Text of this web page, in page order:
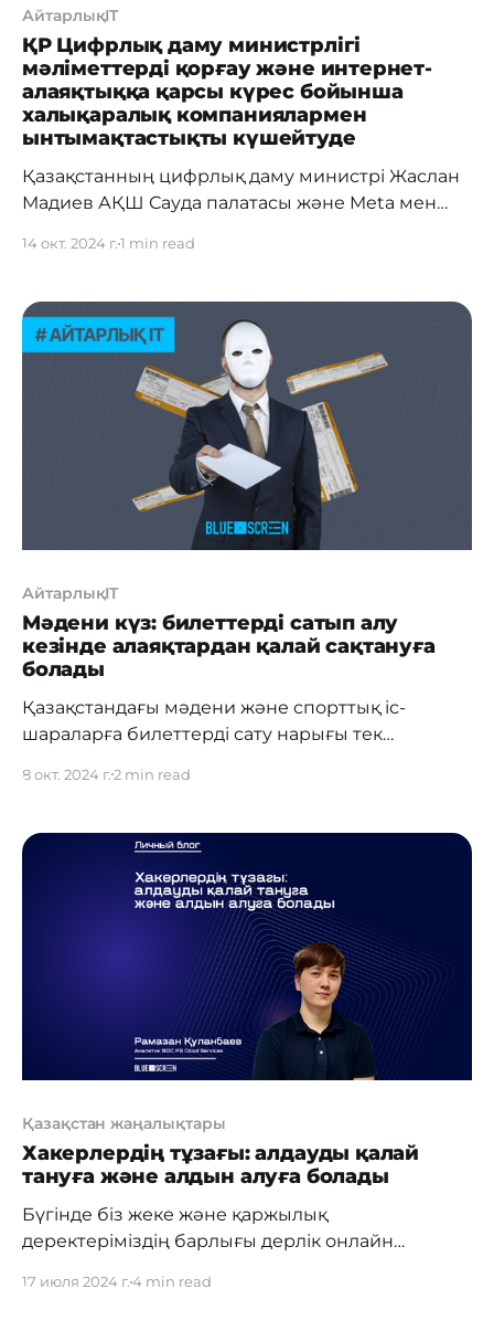
АйтарлықIT
ҚР Цифрлық даму министрлігі
мәліметтерді қорғау және интернет-
алаяқтыққа қарсы күрес бойынша
халықаралық компаниялармен
ынтымақтастықты күшейтуде
Қазақстанның цифрлық даму министрі Жаслан
Мадиев АҚШ Сауда палатасы және Meta мен
қорғау мәселелерін талқылады. Негізгі
тақырыптар фейк аккаунттармен күрес және
цифрлық кеңістіктегі алаяқтық схемалардан
қорғау болды. «Біз сондай-ақ Telegram-мен
заңсыз контентті жедел жою және деструктивті
арналарды бұғаттау бойынша
14 окт. 2024 г.1 min read
АйтарлықIT
Мәдени күз: билеттерді сатып алу
кезінде алаяқтардан қалай сақтануға
болады
Қазақстандағы мәдени және спорттық іс-
шараларға билеттерді сату нарығы тек
тартады. Жыл сайын мыңдаған адамдар
сүйікті шараларға қатысу мүмкіндігінен
алу кезінде өзіңізді қалай қорғауға болатынын
айтып, Қазақстандағы іс-шараларға билет
бағасы туралы өзекті мәліметтерді ұсынамыз.
8 окт. 2024 г.2 min read
Қазақстан жаңалықтары
Хакерлердің тұзағы: алдауды қалай
тануға және алдын алуға болады
Бүгінде біз жеке және қаржылық
деректеріміздің барлығы дерлік онлайн
әрине, өте ыңғайлы, бірақ сонымен бірге қауіпті.
17 июля 2024 г.4 min read